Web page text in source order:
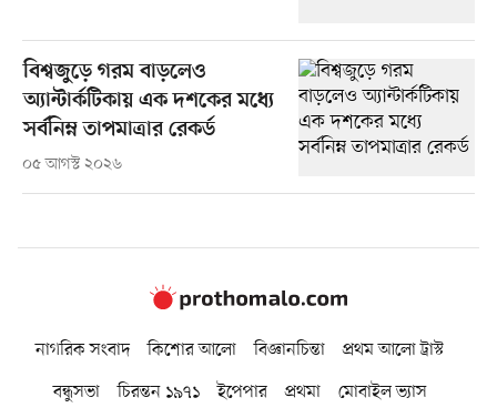
বিশ্বজুড়ে গরম বাড়লেও
অ্যান্টার্কটিকায় এক দশকের মধ্যে
সর্বনিম্ন তাপমাত্রার রেকর্ড
০৫ আগস্ট ২০২৬
নাগরিক সংবাদ কিশোর আলো বিজ্ঞানচিন্তা
প্রথম আলো ট্রাস্ট
বন্ধুসভা
চিরন্তন ১৯৭১ ইপেপার প্রথমা মোবাইল ভ্যাস